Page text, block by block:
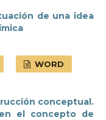
de una idea
WORD
conceptual.
el concepto de